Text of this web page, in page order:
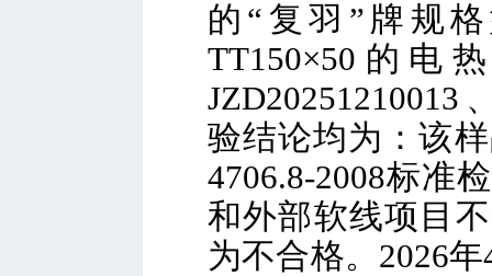
的“复羽”牌规
TT150×50的电
JZD20251210013
验结论均为：该
4706.8-2008标准
和外部软线项目
为不合格。2026